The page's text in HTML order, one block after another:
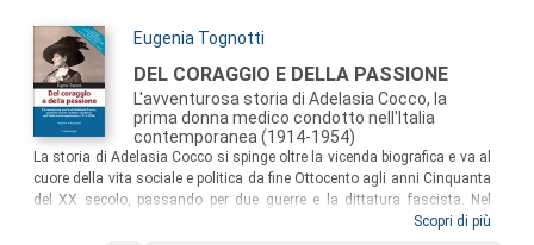
Autori:
Eugenia Tognotti
Titolo:
DEL CORAGGIO E DELLA PASSIONE
L'avventurosa storia di Adelasia Cocco, la
prima donna medico condotto nell'Italia
contemporanea (1914-1954)
Sommario:
La storia di Adelasia Cocco si spinge oltre la vicenda biografica e va al
cuore della vita sociale e politica da fine Ottocento agli anni Cinquanta
del XX secolo, passando per due guerre e la dittatura fascista. Nel
mezzo il vertiginoso “salto” dalla Sardegna al continente per studiare
Scopri di più